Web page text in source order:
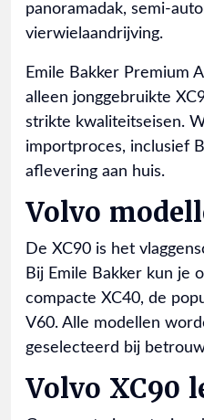
panoramadak, semi-
vierwielaandrijving.
Emile Bakker Premium
alleen jonggebruikte
strikte kwaliteitseisen.
importproces, inclusief
aflevering aan huis.
Volvo
De XC90 is het
Bij Emile Bakker kun je
compacte XC40, de
V60. Alle modellen
geselecteerd bij
Volvo XC90